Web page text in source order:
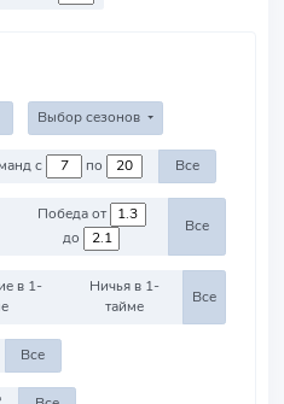
Выбор сезонов
Против команд с по Все
Победа от
до
Все
в 1-
Ничья в 1-
тайме
Все
Все